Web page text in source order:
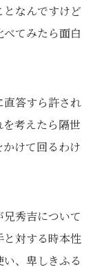
なんですけど
てみたら面白
直答すら許され
考えたら隔世
けて回るわけ
秀吉について
対する時本性
、卑しきふる